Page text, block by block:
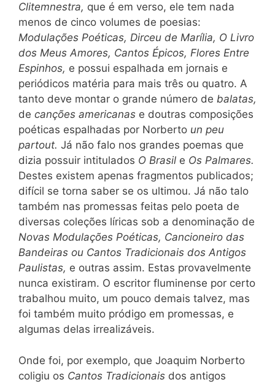
Clitemnestra, que é em verso, ele tem nada
menos de cinco volumes de poesias:
Modulações Poéticas, Dirceu de Marília, O Livro
dos Meus Amores, Cantos Épicos, Flores Entre
Espinhos, e possui espalhada em jornais e
periódicos matéria para mais três ou quatro. A
tanto deve montar o grande número de balatas,
de canções americanas e doutras composições
poéticas espalhadas por Norberto un peu
partout. Já não falo nos grandes poemas que
dizia possuir intitulados O Brasil e Os Palmares.
Destes existem apenas fragmentos publicados;
difícil se torna saber se os ultimou. Já não talo
também nas promessas feitas pelo poeta de
diversas coleções líricas sob a denominação de
Novas Modulações Poéticas, Cancioneiro das
Bandeiras ou Cantos Tradicionais dos Antigos
Paulistas, e outras assim. Estas provavelmente
nunca existiram. O escritor fluminense por certo
trabalhou muito, um pouco demais talvez, mas
foi também muito pródigo em promessas, e
algumas delas irrealizáveis.
Onde foi, por exemplo, que Joaquim Norberto
coligiu os Cantos Tradicionais dos antigos